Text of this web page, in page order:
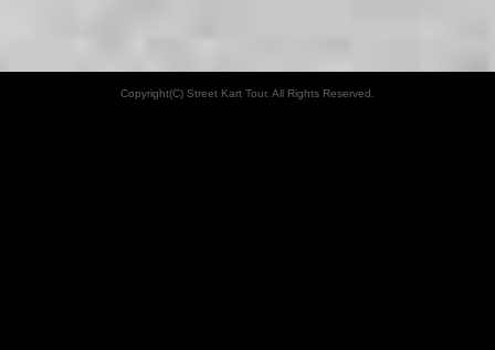
Copyright(C) Street Kart Tour. All Rights Reserved.